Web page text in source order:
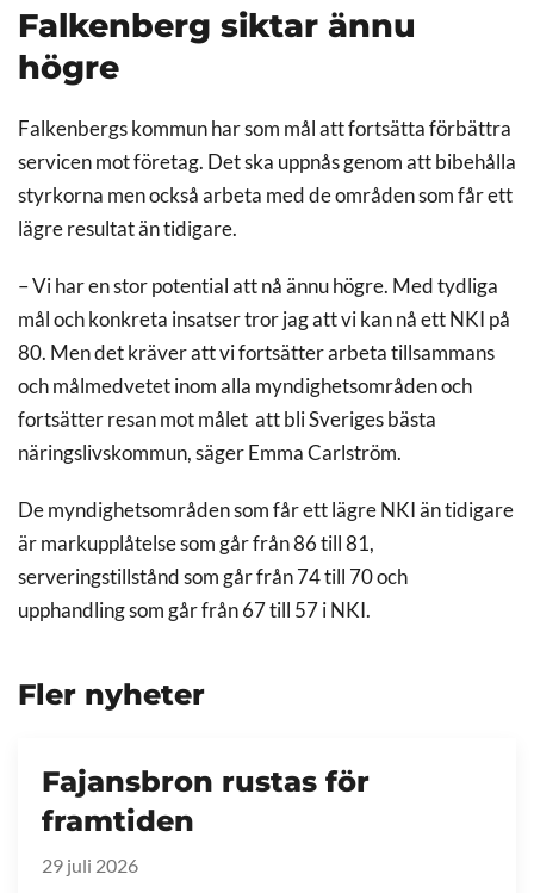
Falkenberg siktar ännu
högre
Falkenbergs kommun har som mål att fortsätta förbättra
servicen mot företag. Det ska uppnås genom att bibehålla
styrkorna men också arbeta med de områden som får ett
lägre resultat än tidigare.
– Vi har en stor potential att nå ännu högre. Med tydliga
mål och konkreta insatser tror jag att vi kan nå ett NKI på
80. Men det kräver att vi fortsätter arbeta tillsammans
och målmedvetet inom alla myndighetsområden och
fortsätter resan mot målet att bli Sveriges bästa
näringslivskommun, säger Emma Carlström.
De myndighetsområden som får ett lägre NKI än tidigare
är markupplåtelse som går från 86 till 81,
serveringstillstånd som går från 74 till 70 och
upphandling som går från 67 till 57 i NKI.
Fler nyheter
Fajansbron rustas för
framtiden
29 juli 2026